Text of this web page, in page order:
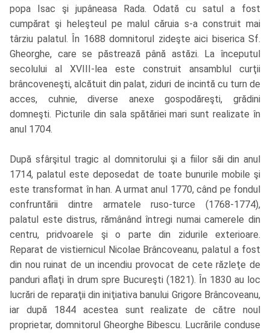
popa Isac şi jupâneasa Rada. Odată cu satul a fost
cumpărat şi heleşteul pe malul căruia s-a construit mai
târziu palatul. În 1688 domnitorul zideşte aici biserica Sf.
Gheorghe, care se păstrează până astăzi. La începutul
secolului al XVIII-lea este construit ansamblul curţii
brâncoveneşti, alcătuit din palat, ziduri de incintă cu turn de
acces, cuhnie, diverse anexe gospodăreşti, grădini
domneşti. Picturile din sala spătăriei mari sunt realizate în
anul 1704.
După sfârşitul tragic al domnitorului şi a fiilor săi din anul
1714, palatul este deposedat de toate bunurile mobile şi
este transformat în han. A urmat anul 1770, când pe fondul
confruntării dintre armatele ruso-turce (1768-1774),
palatul este distrus, rămânând întregi numai camerele din
centru, pridvoarele şi o parte din zidurile exterioare.
Reparat de vistiernicul Nicolae Brâncoveanu, palatul a fost
din nou ruinat de un incendiu provocat de cete răzleţe de
panduri aflaţi în drum spre Bucureşti (1821). În 1830 au loc
lucrări de reparaţii din iniţiativa banului Grigore Brâncoveanu,
iar după 1844 acestea sunt realizate de către noul
proprietar, domnitorul Gheorghe Bibescu. Lucrările conduse